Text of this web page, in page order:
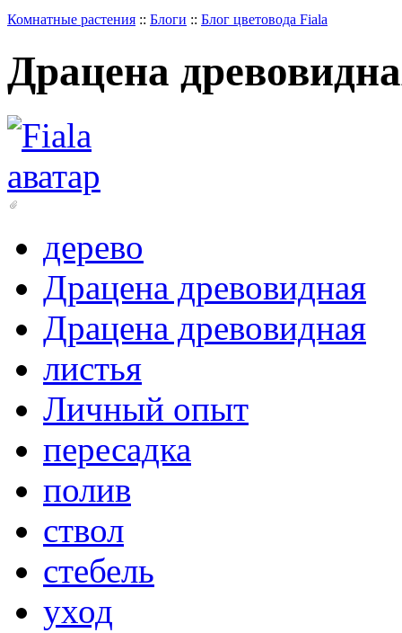
Комнатные растения :: Блоги :: Блог цветовода Fiala
Драцена
дерево
Драцена древовидная
Драцена древовидная
листья
Личный опыт
пересадка
полив
ствол
стебель
уход